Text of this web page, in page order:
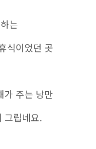
는
식이었던 곳
가 주는 낭만
그립네요.